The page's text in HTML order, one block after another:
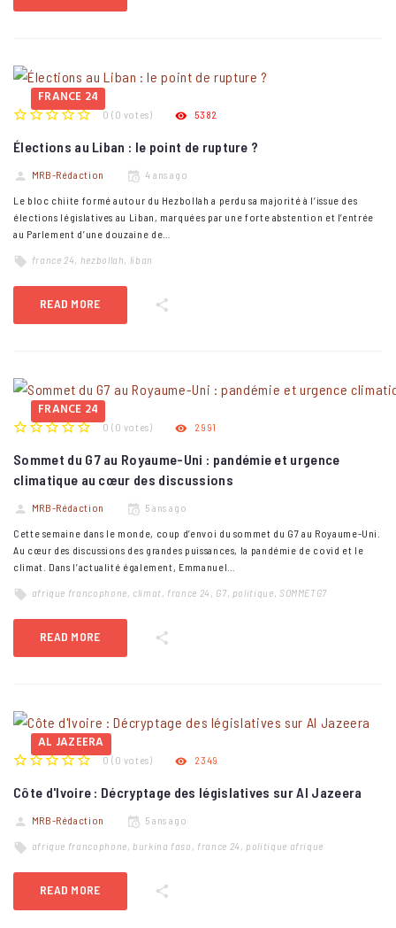
FRANCE 24
0 ( 0 votes) 5382
Élections au Liban : le point de rupture ?
MRB-Rédaction 4 ans ago
Le bloc chiite formé autour du Hezbollah a perdu sa majorité à l’issue des
élections législatives au Liban, marquées par une forte abstention et l’entrée
au Parlement d’une douzaine de…
france 24, hezbollah, liban
READ MORE
FRANCE 24
0 ( 0 votes) 2991
Sommet du G7 au Royaume-Uni : pandémie et urgence
climatique au cœur des discussions
MRB-Rédaction 5 ans ago
Cette semaine dans le monde, coup d’envoi du sommet du G7 au Royaume-Uni.
Au cœur des discussions des grandes puissances, la pandémie de covid et le
climat. Dans l’actualité également, Emmanuel…
afrique francophone, climat, france 24 , G7, politique, SOMMETG7
READ MORE
AL JAZEERA
0 ( 0 votes) 2349
Côte d'Ivoire : Décryptage des législatives sur Al Jazeera
MRB-Rédaction 5 ans ago
afrique francophone, burkina faso , france 24 , politique afrique
READ MORE